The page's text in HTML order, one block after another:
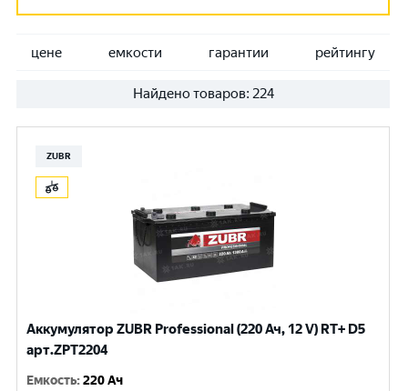
цене емкости гарантии рейтингу
Найдено товаров: 224
ZUBR
Аккумулятор ZUBR Professional (220 Ач, 12 V) RT+ D5
арт.ZPT2204
Емкость:220 Ач